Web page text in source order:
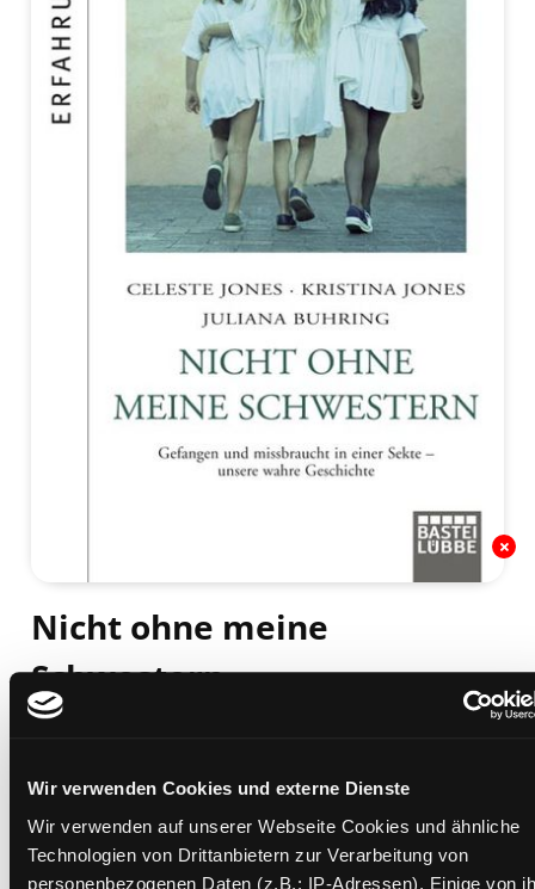
Wir verwenden Cookies und externe Dienste
Wir verwenden auf unserer Webseite Cookies und ähnliche
Technologien von Drittanbietern zur Verarbeitung von
personenbezogenen Daten (z.B.: IP-Adressen). Einige von
Nicht ohne meine
Schwestern
gefangen und missbraucht in einer Sekte - unsere
Verfasser:Suche nach diesem Verfasser
Jones, Celeste;Jones, Kristina;Buhring,
Juliana
Beschreibung ein-/ausblenden